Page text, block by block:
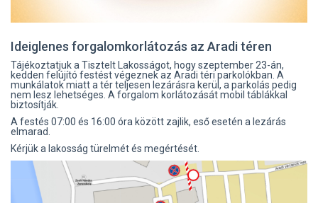
Ideiglenes forgalomkorlátozás az Aradi téren
Tájékoztatjuk a Tisztelt Lakosságot, hogy szeptember 23-án,
kedden felújító festést végeznek az Aradi téri parkolókban. A
munkálatok miatt a tér teljesen lezárásra kerül, a parkolás pedig
nem lesz lehetséges. A forgalom korlátozását mobil táblákkal
biztosítják.
A festés 07:00 és 16:00 óra között zajlik, eső esetén a lezárás
elmarad.
Kérjük a lakosság türelmét és megértését.